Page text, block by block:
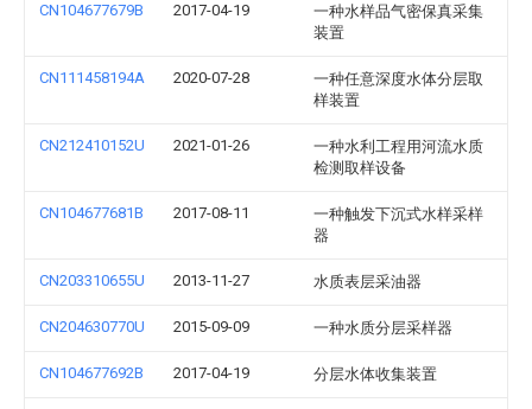
CN104677679B 2017-04-19
一种水样品气密保真采集
装置
CN111458194A 2020-07-28
一种任意深度水体分层取
样装置
CN212410152U 2021-01-26
一种水利工程用河流水质
检测取样设备
CN104677681B 2017-08-11
一种触发下沉式水样采样
器
CN203310655U 2013-11-27 水质表层采油器
CN204630770U 2015-09-09 一种水质分层采样器
CN104677692B 2017-04-19 分层水体收集装置